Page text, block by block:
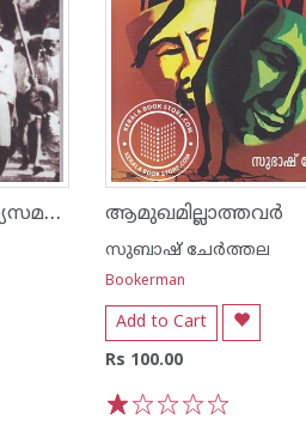
ഇന്ത്യയുടെ സ്വാതന്ത്ര്യസമരചരിത്രം ആമുഖമില്ലാത്തവര്‍
സുബാഷ് ചേര്‍ത്തല
Bookerman
Add to Cart
Rs 100.00